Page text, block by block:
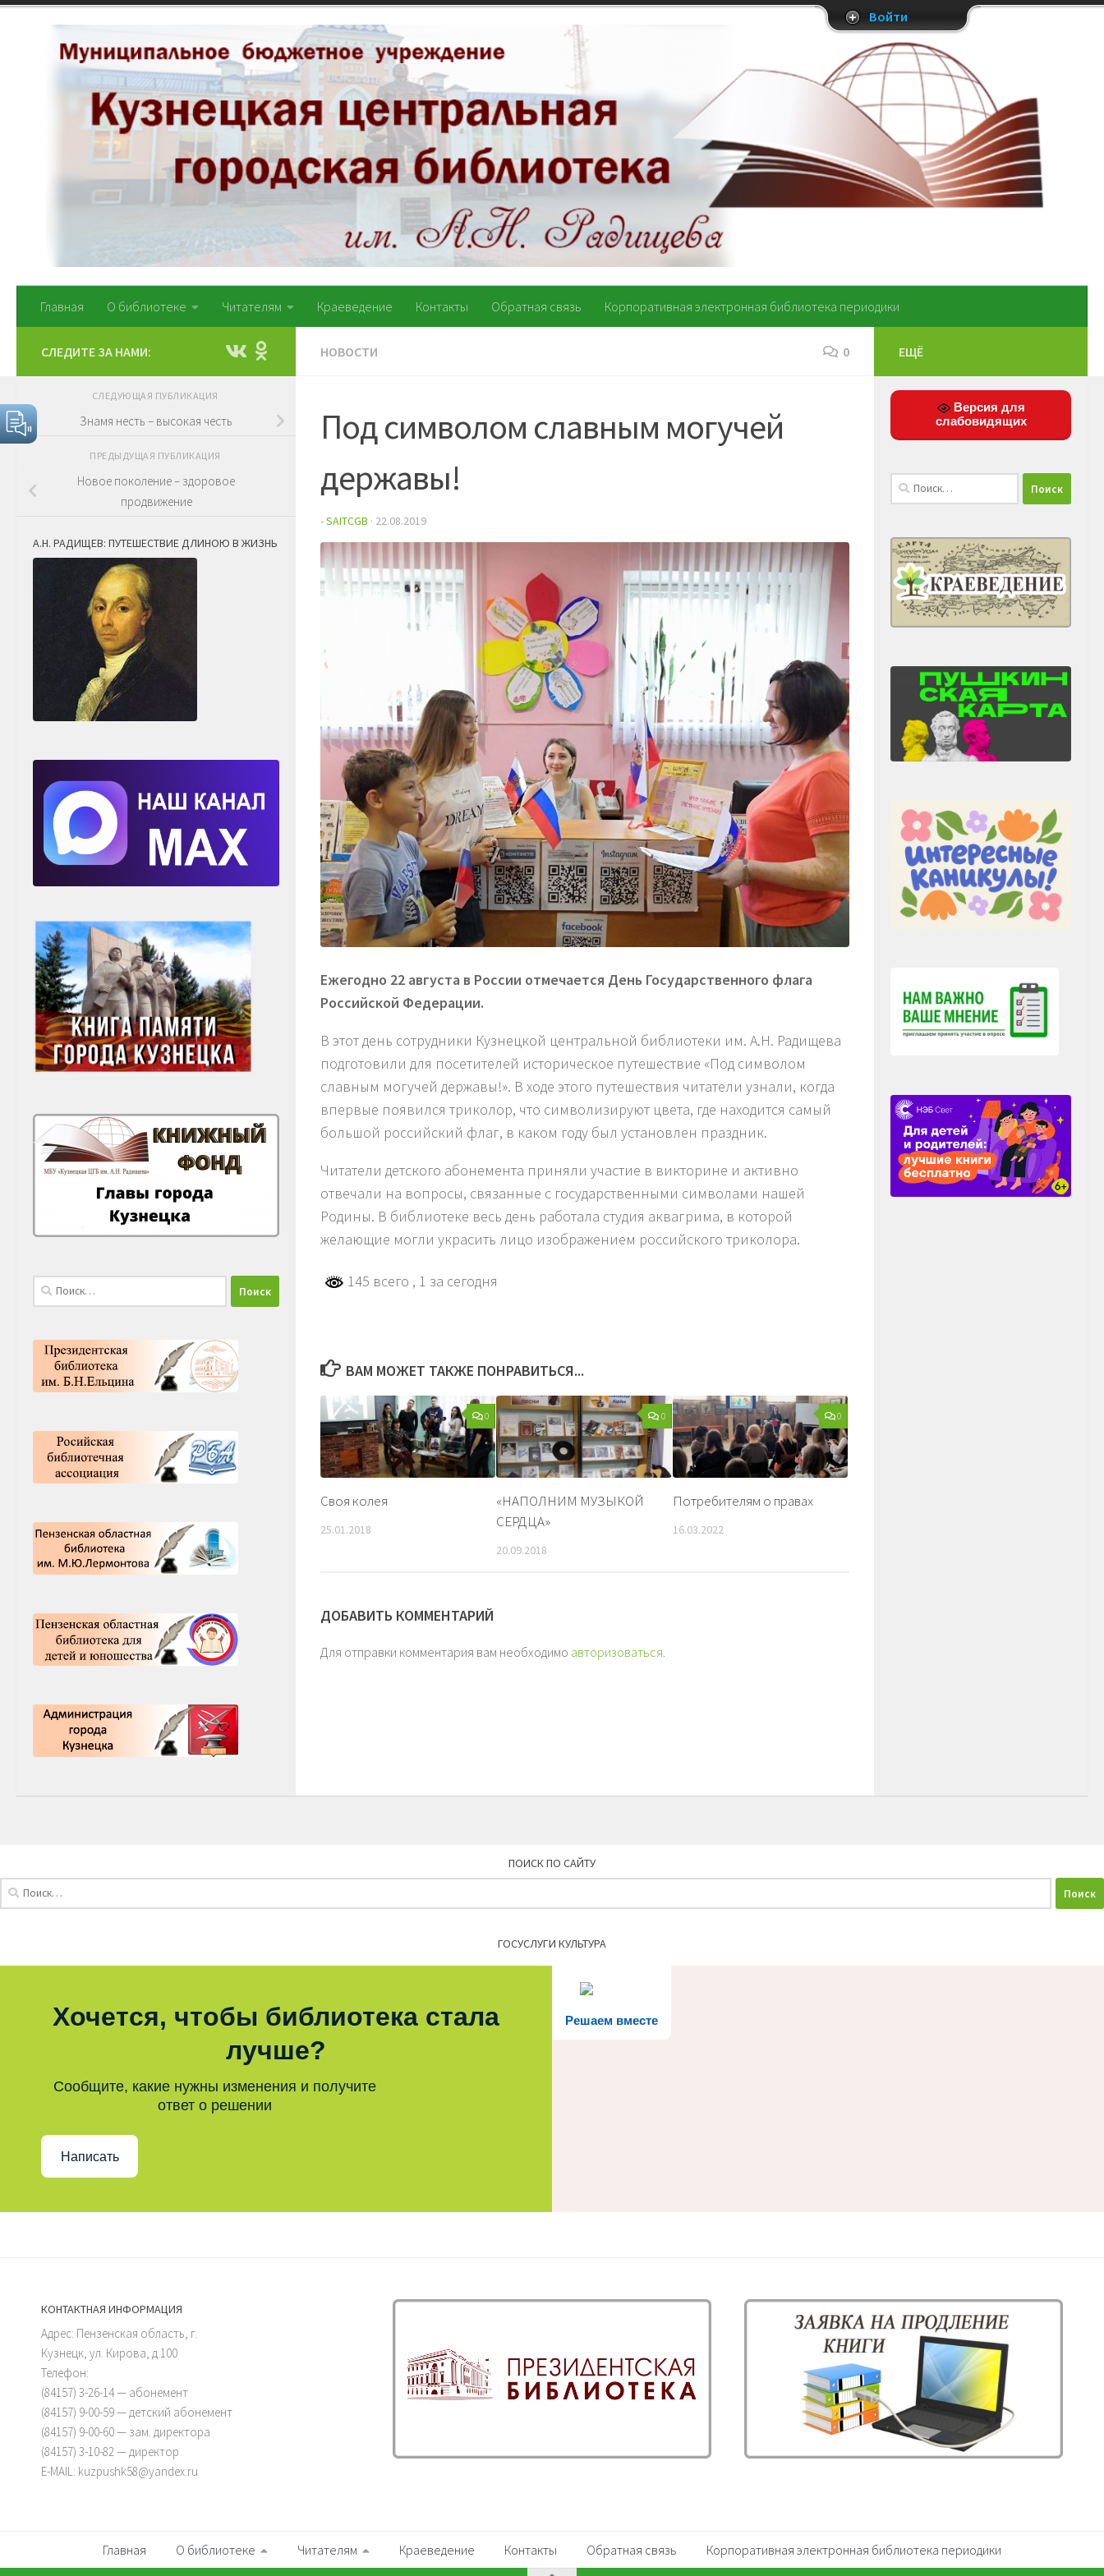
Перейти к содержимому
Главная О библиотеке Читателям Краеведение Контакты Обратная связь Корпоративная электронная библиотека периодики
НОВОСТИ 0
Под символом славным могучей
державы!
-SAITCGB · 22.08.2019
Ежегодно 22 августа в России отмечается День Государственного флага
Российской Федерации.
В этот день сотрудники Кузнецкой центральной библиотеки им. А.Н. Радищева
подготовили для посетителей историческое путешествие «Под символом
славным могучей державы!». В ходе этого путешествия читатели узнали, когда
впервые появился триколор, что символизируют цвета, где находится самый
большой российский флаг, в каком году был установлен праздник.
Читатели детского абонемента приняли участие в викторине и активно
отвечали на вопросы, связанные с государственными символами нашей
Родины. В библиотеке весь день работала студия аквагрима, в которой
желающие могли украсить лицо изображением российского триколора.
145 всего , 1 за сегодня
ВАМ МОЖЕТ ТАКЖЕ ПОНРАВИТЬСЯ...
0
Своя колея
25.01.2018
0
«НАПОЛНИМ МУЗЫКОЙ
СЕРДЦА»
20.09.2018
0
Потребителям о правах
16.03.2022
ДОБАВИТЬ КОММЕНТАРИЙ
Для отправки комментария вам необходимо авторизоваться.
СЛЕДИТЕ ЗА НАМИ:
СЛЕДУЮЩАЯ ПУБЛИКАЦИЯ
Знамя несть – высокая честь
ПРЕДЫДУЩАЯ ПУБЛИКАЦИЯ
Новое поколение – здоровое
продвижение
А.Н. РАДИЩЕВ: ПУТЕШЕСТВИЕ ДЛИНОЮ В ЖИЗНЬ
Найти:
ЕЩЁ
Версия для
слабовидящих
Найти:
ПОИСК ПО САЙТУ
ГОСУСЛУГИ КУЛЬТУРА
Решаем вместе
Хочется, чтобы библиотека стала
лучше?
Сообщите, какие нужны изменения и получите
ответ о решении
Написать
КОНТАКТНАЯ ИНФОРМАЦИЯ
Адрес: Пензенская область, г.
Кузнецк, ул. Кирова, д.100
Телефон:
(84157) 3-26-14 — абонемент
(84157) 9-00-59 — детский абонемент
(84157) 9-00-60 — зам. директора
(84157) 3-10-82 — директор
E-MAIL: kuzpushk58@yandex.ru
Главная О библиотеке Читателям Краеведение Контакты Обратная связь Корпоративная электронная библиотека периодики
Войти